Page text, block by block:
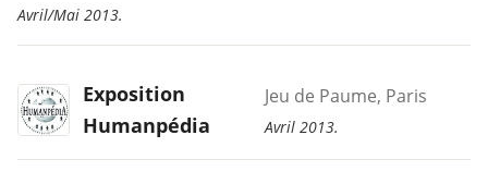
Avril/Mai 2013.
Exposition
Humanpédia
Jeu de Paume, Paris
Avril 2013.